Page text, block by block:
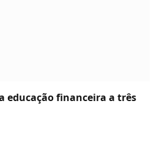
educação financeira a três